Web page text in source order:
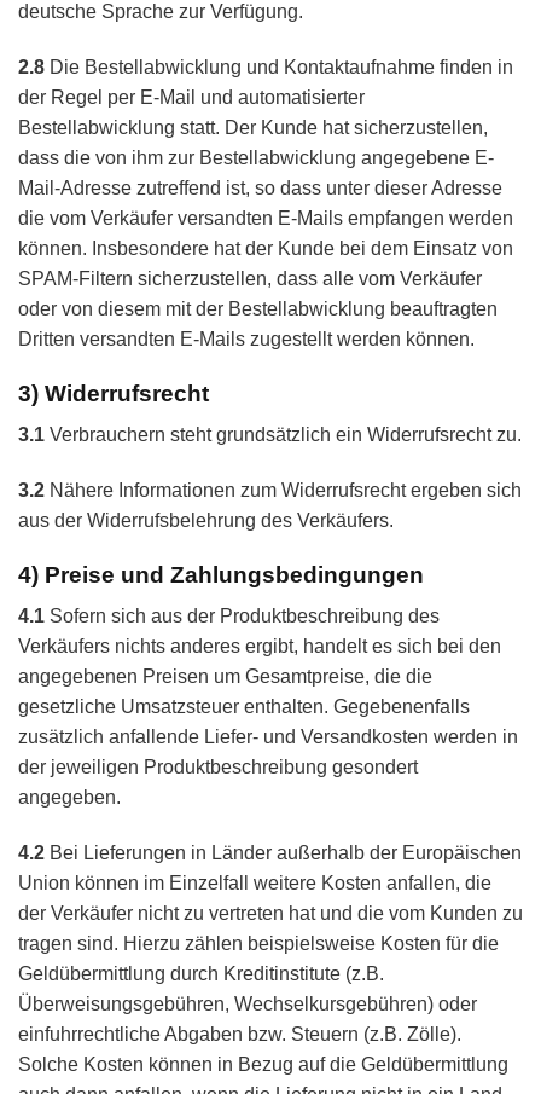
deutsche Sprache zur Verfügung.
2.8 Die Bestellabwicklung und Kontaktaufnahme finden in
der Regel per E-Mail und automatisierter
Bestellabwicklung statt. Der Kunde hat sicherzustellen,
dass die von ihm zur Bestellabwicklung angegebene E-
Mail-Adresse zutreffend ist, so dass unter dieser Adresse
die vom Verkäufer versandten E-Mails empfangen werden
können. Insbesondere hat der Kunde bei dem Einsatz von
SPAM-Filtern sicherzustellen, dass alle vom Verkäufer
oder von diesem mit der Bestellabwicklung beauftragten
Dritten versandten E-Mails zugestellt werden können.
3) Widerrufsrecht
3.1 Verbrauchern steht grundsätzlich ein Widerrufsrecht zu.
3.2 Nähere Informationen zum Widerrufsrecht ergeben sich
aus der Widerrufsbelehrung des Verkäufers.
4) Preise und Zahlungsbedingungen
4.1 Sofern sich aus der Produktbeschreibung des
Verkäufers nichts anderes ergibt, handelt es sich bei den
angegebenen Preisen um Gesamtpreise, die die
gesetzliche Umsatzsteuer enthalten. Gegebenenfalls
zusätzlich anfallende Liefer- und Versandkosten werden in
der jeweiligen Produktbeschreibung gesondert
angegeben.
4.2 Bei Lieferungen in Länder außerhalb der Europäischen
Union können im Einzelfall weitere Kosten anfallen, die
der Verkäufer nicht zu vertreten hat und die vom Kunden zu
tragen sind. Hierzu zählen beispielsweise Kosten für die
Geldübermittlung durch Kreditinstitute (z.B.
Überweisungsgebühren, Wechselkursgebühren) oder
einfuhrrechtliche Abgaben bzw. Steuern (z.B. Zölle).
Solche Kosten können in Bezug auf die Geldübermittlung